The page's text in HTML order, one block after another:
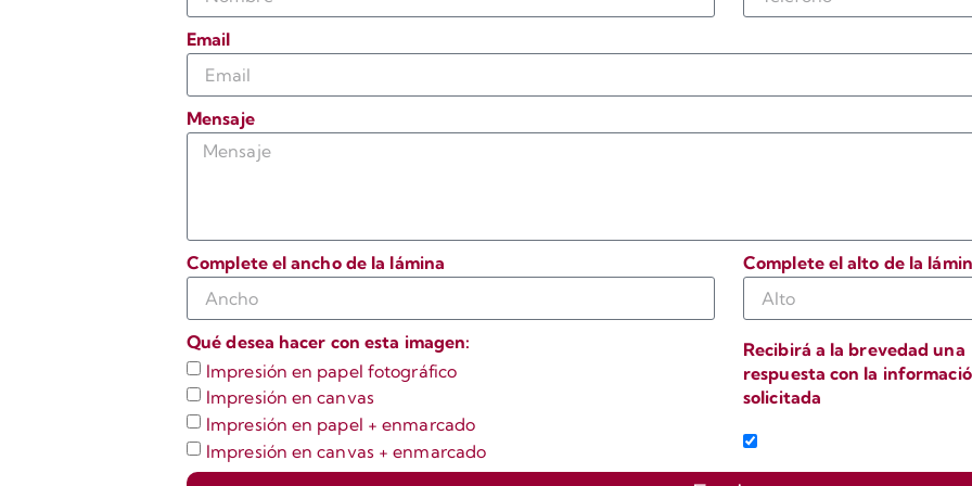
Email
Mensaje
Complete el ancho de la lámina Complete el alto de la
Qué desea hacer con esta imagen:
Impresión en papel fotográfico
Impresión en canvas
Impresión en papel + enmarcado
Impresión en canvas + enmarcado
Recibirá a la brevedad una
respuesta con la
solicitada